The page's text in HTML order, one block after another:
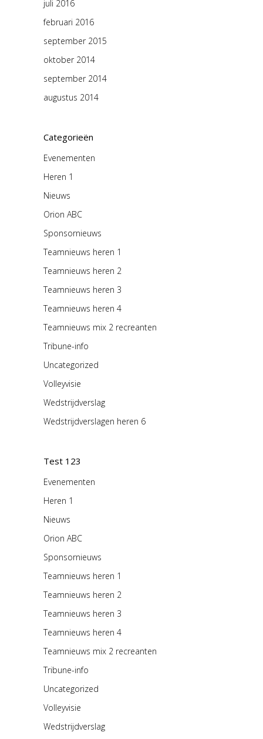
juli 2016
februari 2016
september 2015
oktober 2014
september 2014
augustus 2014
Categorieën
Evenementen
Heren 1
Nieuws
Orion ABC
Sponsornieuws
Teamnieuws heren 1
Teamnieuws heren 2
Teamnieuws heren 3
Teamnieuws heren 4
Teamnieuws mix 2 recreanten
Tribune-info
Uncategorized
Volleyvisie
Wedstrijdverslag
Wedstrijdverslagen heren 6
Test 123
Evenementen
Heren 1
Nieuws
Orion ABC
Sponsornieuws
Teamnieuws heren 1
Teamnieuws heren 2
Teamnieuws heren 3
Teamnieuws heren 4
Teamnieuws mix 2 recreanten
Tribune-info
Uncategorized
Volleyvisie
Wedstrijdverslag